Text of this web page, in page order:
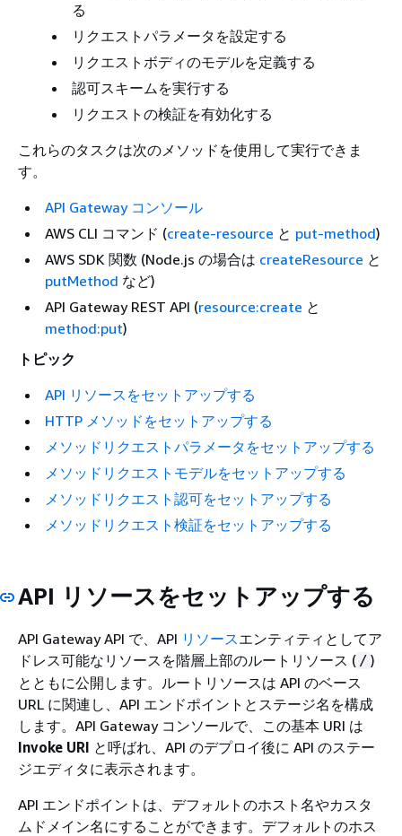
る
リクエストパラメータを設定する
リクエストボディのモデルを定義する
認可スキームを実行する
リクエストの検証を有効化する
これらのタスクは次のメソッドを使用して実行できま
す。
API Gateway コンソール
AWS CLI コマンド (create-resource と put-method)
AWS SDK 関数 (Node.js の場合は createResource と
putMethod など)
API Gateway REST API (resource:create と
method:put)
トピック
API リソースをセットアップする
HTTP メソッドをセットアップする
メソッドリクエストパラメータをセットアップする
メソッドリクエストモデルをセットアップする
メソッドリクエスト認可をセットアップする
メソッドリクエスト検証をセットアップする
API リソースをセットアップする
API Gateway API で、API リソースエンティティとしてア
ドレス可能なリソースを階層上部のルートリソース ( / )
とともに公開します。ルートリソースは API のベース
URL に関連し、API エンドポイントとステージ名を構成
します。API Gateway コンソールで、この基本 URI は
Invoke URI と呼ばれ、API のデプロイ後に API のステー
ジエディタに表示されます。
API エンドポイントは、デフォルトのホスト名やカスタ
ムドメイン名にすることができます。デフォルトのホス